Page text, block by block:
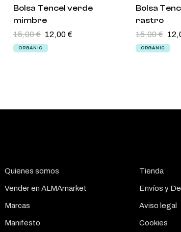
Bolsa Tencel verde
mimbre
15,00€ 12,00€
ORGANIC
Bolsa
rastro
15,00€
ORGANIC
Quienes somos
Vender en ALMAmarket
Marcas
Manifesto
Tienda
Envíos y
Aviso legal
Cookies